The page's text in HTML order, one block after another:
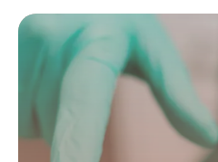
indiquent que vous
besoin
19 mai 2026